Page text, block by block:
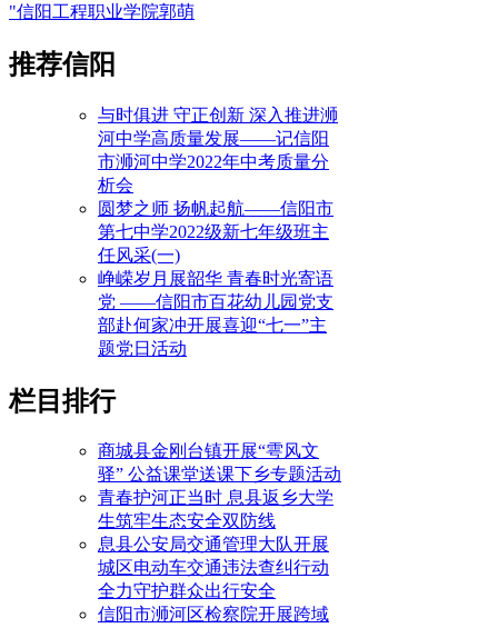
"信阳工程职业学院郭萌
推荐信阳
与时俱进 守正创新 深入推进浉
河中学高质量发展——记信阳
市浉河中学2022年中考质量分
析会
圆梦之师 扬帆起航——信阳市
第七中学2022级新七年级班主
任风采(一)
峥嵘岁月展韶华 青春时光寄语
党 ——信阳市百花幼儿园党支
部赴何家冲开展喜迎“七一”主
题党日活动
栏目排行
商城县金刚台镇开展“雩风文
驿” 公益课堂送课下乡专题活动
青春护河正当时 息县返乡大学
生筑牢生态安全双防线
息县公安局交通管理大队开展
城区电动车交通违法查纠行动
全力守护群众出行安全
信阳市浉河区检察院开展跨域